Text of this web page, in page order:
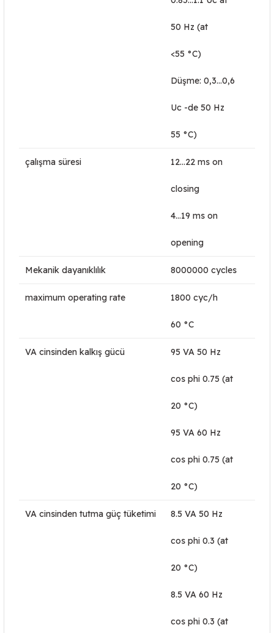
50 Hz (at
<55 °C)
Düşme: 0,3...0,6
Uc -de 50 Hz
55 °C)
çalışma süresi 12...22 ms on
closing
4...19 ms on
opening
Mekanik dayanıklılık 8000000 cycles
maximum operating rate 1800 cyc/h
60 °C
VA cinsinden kalkış gücü 95 VA 50 Hz
cos phi 0.75 (at
20 °C)
95 VA 60 Hz
cos phi 0.75 (at
20 °C)
VA cinsinden tutma güç tüketimi 8.5 VA 50 Hz
cos phi 0.3 (at
20 °C)
8.5 VA 60 Hz
cos phi 0.3 (at